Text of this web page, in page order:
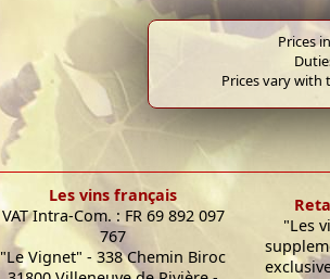
Prices
Prices vary with
Les vins français
VAT Intra-Com. : FR 69 892 097
767
"Le Vignet" - 338 Chemin Biroc
"Les